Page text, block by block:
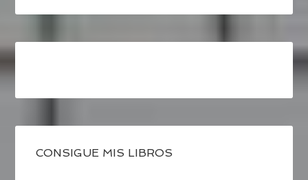
CONSIGUE MIS LIBROS